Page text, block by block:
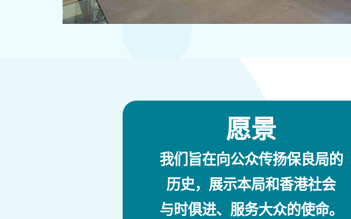
愿景
我们旨在向公众传扬保良局的
历史，展示本局和香港社会
与时俱进、服务大众的使命。